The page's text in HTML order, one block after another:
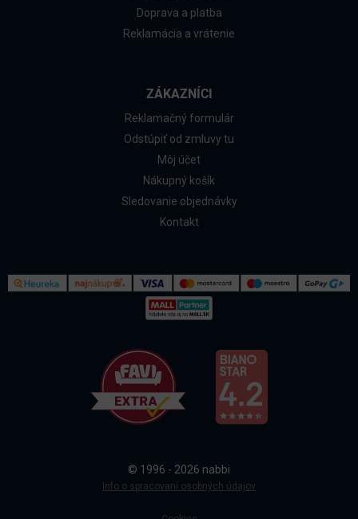
Doprava a platba
Doprava a platba
Reklamácia a vrátenie
ZÁKAZNÍCI
Reklamačný formulár
Odstúpiť od zmluvy tu
Môj účet
Nákupný košík
Sledovanie objednávky
Kontakt
© 1996 - 2026 nabbi
Info o spracovaní osobných údajov